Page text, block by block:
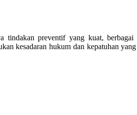
tindakan preventif yang kuat, berbagai
kesadaran hukum dan kepatuhan